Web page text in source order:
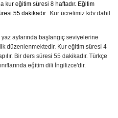
kur eğitim süresi 8 haftadır. Eğitim
55 dakikadır. Kur ücretimiz kdv dahil
yaz aylarında başlangıç seviyelerine
düzenlenmektedir. Kur eğitim süresi 4
Bir ders süresi 55 dakikadır. Türkçe
eğitim dili İngilizce'dir.